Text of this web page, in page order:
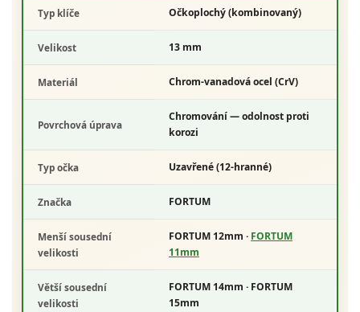
Typ klíče Očkoplochý(kombinovaný)
Velikost 13 mm
Materiál Chrom-vanadová ocel (CrV)
Povrchová úprava
Chromování — odolnost proti
korozi
Typ očka Uzavřené (12-hranné)
Značka FORTUM
Menší sousední
velikosti
FORTUM 12mm · FORTUM
11mm
Větší sousední
velikosti
FORTUM 14mm · FORTUM
15mm